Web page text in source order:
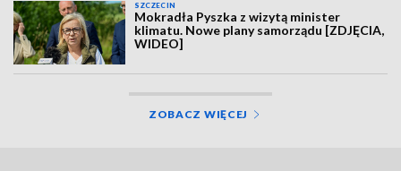
SZCZECIN
Mokradła Pyszka z wizytą minister
klimatu. Nowe plany samorządu [ZDJĘCIA,
WIDEO]
ZOBACZ WIĘCEJ